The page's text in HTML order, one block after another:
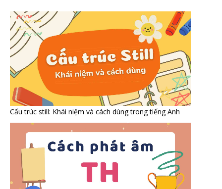
Cấu trúc still: Khái niệm và cách dùng trong tiếng Anh